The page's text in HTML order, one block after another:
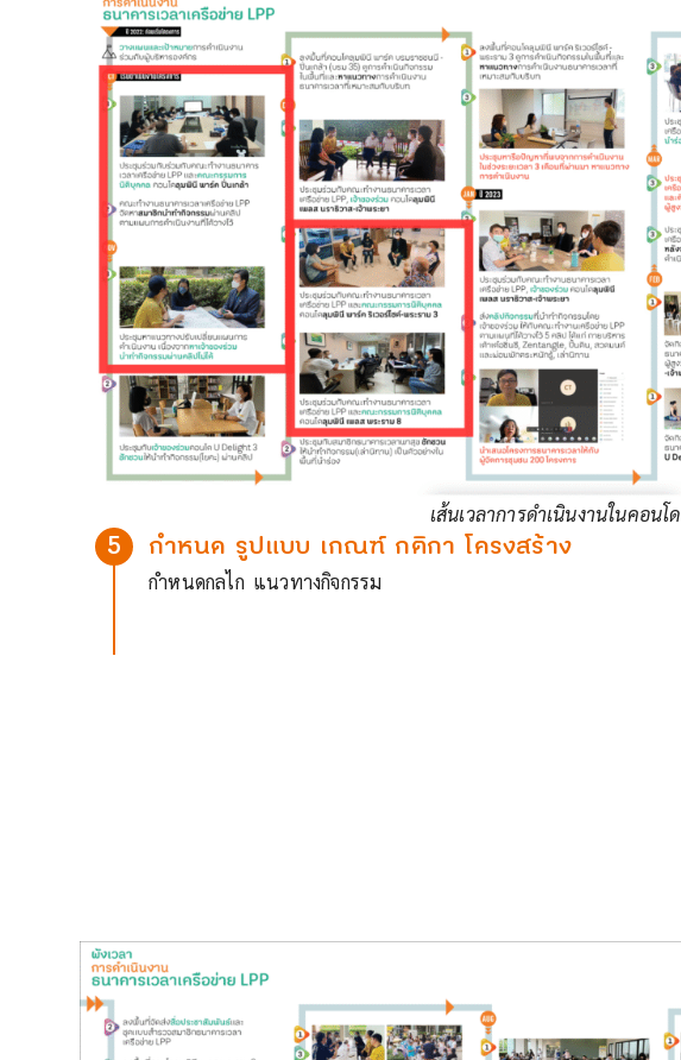
เส้นเวลาการดำเนินงานในคอนโด
5 กำหนด รูปแบบ เกณฑ์ กติกา โครงสร้าง
กำหนดกลไก แนวทางกิจกรรม